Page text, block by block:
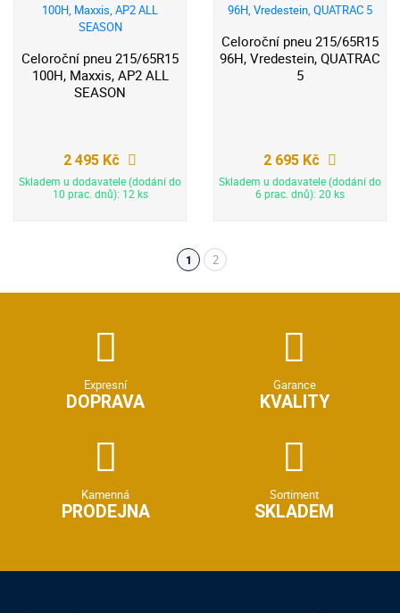
Celoroční pneu 215/65R15
100H, Maxxis, AP2 ALL
SEASON
2 495 Kč
Skladem u dodavatele (dodání do
10 prac. dnů): 12 ks
Celoroční pneu 215/65R15
96H, Vredestein, QUATRAC
5
2 695 Kč
Skladem u dodavatele (dodání do
6 prac. dnů): 20 ks
1(aktuální)
2
Expresní
DOPRAVA
Garance
KVALITY
Kamenná
PRODEJNA
Sortiment
SKLADEM